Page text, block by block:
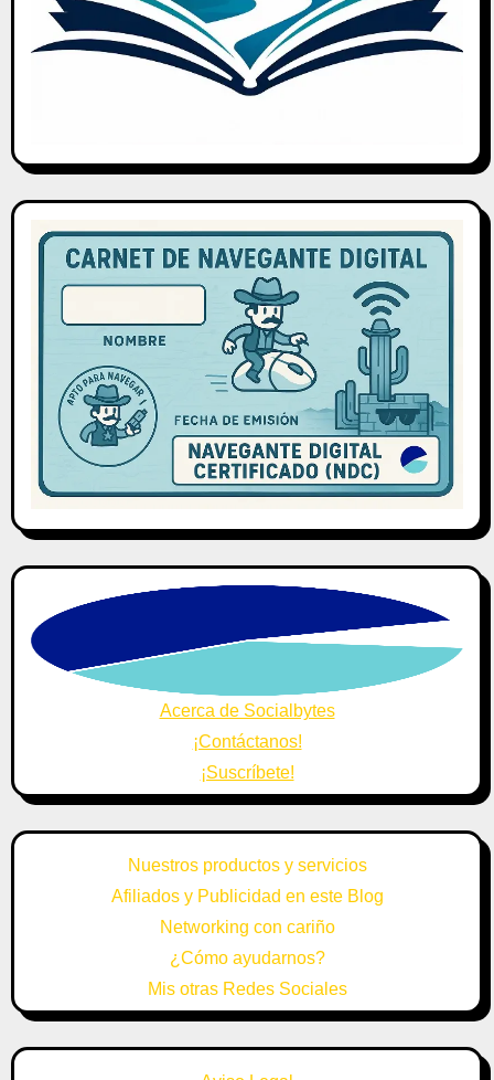
Acerca de Socialbytes
¡Contáctanos!
¡Suscríbete!
Nuestros productos y servicios
Afiliados y Publicidad en este Blog
Networking con cariño
¿Cómo ayudarnos?
Mis otras Redes Sociales